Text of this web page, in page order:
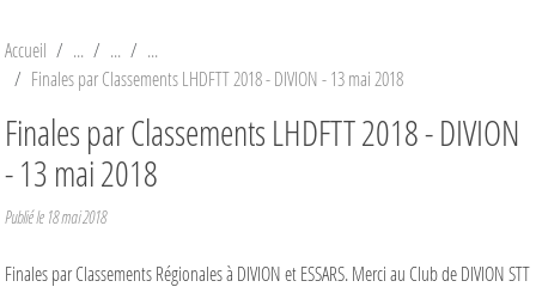
Accueil
Finales par Classements LHDFTT 2018 - DIVION - 13 mai 2018
Finales par Classements LHDFTT 2018 - DIVION
- 13 mai 2018
Publié le 18 mai 2018
Finales par Classements Régionales à DIVION et ESSARS. Merci au Club de DIVION STT